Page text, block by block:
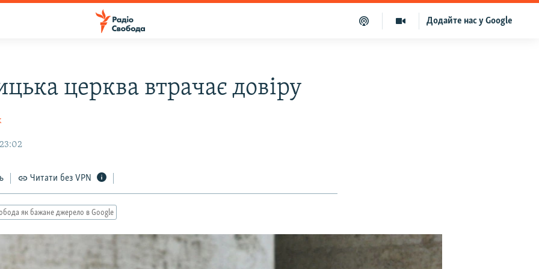
Додайте нас у Google
церква втрачає довіру
Читати без VPN
як бажане джерело в Google